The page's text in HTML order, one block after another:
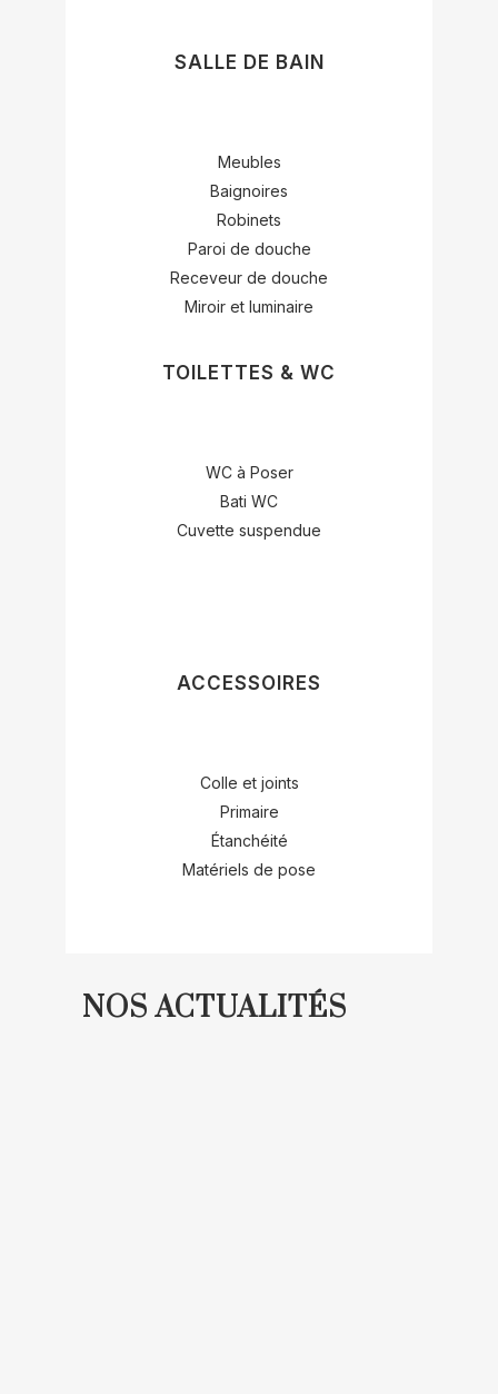
SALLE DE BAIN
Meubles
Baignoires
Robinets
Paroi de douche
Receveur de douche
Miroir et luminaire
TOILETTES & WC
WC à Poser
Bati WC
Cuvette suspendue
ACCESSOIRES
Colle et joints
Primaire
Étanchéité
Matériels de pose
NOS ACTUALITÉS